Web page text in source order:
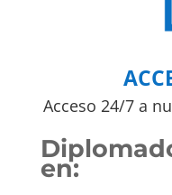
Acceso 24/7 a
en: